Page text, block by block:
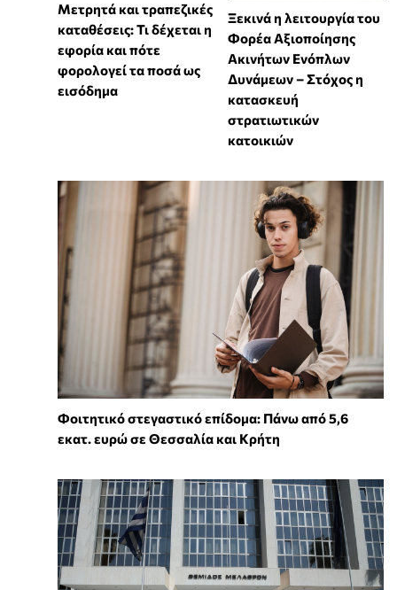
Μετρητά και τραπεζικές
καταθέσεις: Τι δέχεται η
εφορία και πότε
φορολογεί τα ποσά ως
εισόδημα
Ξεκινά η λειτουργία του
Φορέα Αξιοποίησης
Ακινήτων Ενόπλων
Δυνάμεων – Στόχος η
κατασκευή
στρατιωτικών
κατοικιών
Φοιτητικό στεγαστικό επίδομα: Πάνω από 5,6
εκατ. ευρώ σε Θεσσαλία και Κρήτη